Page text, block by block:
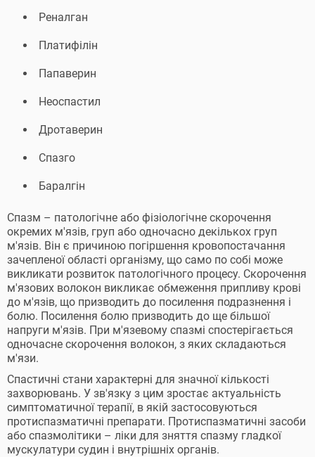
Реналган
Платифілін
Папаверин
Неоспастил
Дротаверин
Спазго
Баралгін
Спазм – патологічне або фізіологічне скорочення
окремих м'язів, груп або одночасно декількох груп
м'язів. Він є причиною погіршення кровопостачання
зачепленої області організму, що само по собі може
викликати розвиток патологічного процесу. Скорочення
м'язових волокон викликає обмеження припливу крові
до м'язів, що призводить до посилення подразнення і
болю. Посилення болю призводить до ще більшої
напруги м'язів. При м'язевому спазмі спостерігається
одночасне скорочення волокон, з яких складаються
м'язи.
Спастичні стани характерні для значної кількості
захворювань. У зв'язку з цим зростає актуальність
симптоматичної терапії, в якій застосовуються
протиспазматичні препарати. Протиспазматичні засоби
або спазмолітики – ліки для зняття спазму гладкої
мускулатури судин і внутрішніх органів.